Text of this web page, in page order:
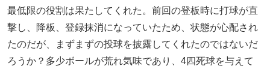
最低限の役割は果たしてくれた。前回の登板時に打球が直
撃し、降板、登録抹消になっていたため、状態が心配され
たのだが、まずまずの投球を披露してくれたのではないだ
ろうか？多少ボールが荒れ気味であり、4四死球を与えて